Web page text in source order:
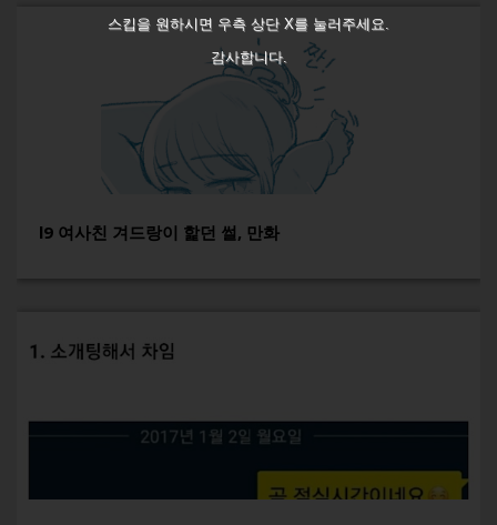
스킵을 원하시면 우측 상단 X를 눌러주세요.
감사합니다.
l9 여사친 겨드랑이 핥던 썰, 만화